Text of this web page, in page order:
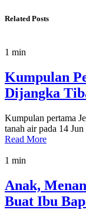
Related Posts
1 min
Kumpulan
Dijangka
Kumpulan pertama
tanah air pada 14
Read More
1 min
Anak,
Buat Ibu